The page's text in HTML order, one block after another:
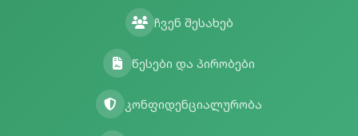
ჩვენ შესახებ
წესები და პირობები
კონფიდენციალურობა